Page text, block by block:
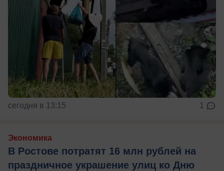
сегодня в 13:15 1
Экономика
В Ростове потратят 16 млн рублей на
праздничное украшение улиц ко Дню